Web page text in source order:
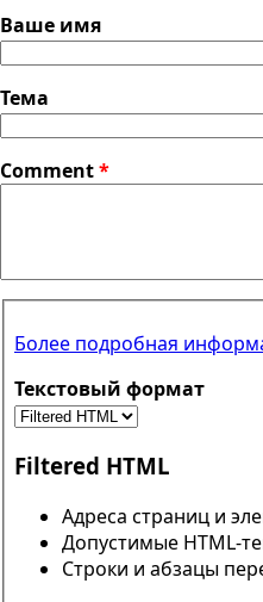
Ваше имя
Тема
Comment*
Более подробная
Текстовый формат
Filtered HTML
Адреса страниц и
Допустимые HTML-
Строки и абзацы